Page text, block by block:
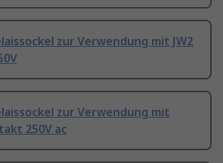
zur Verwendung mit JW2
zur Verwendung mit
250V ac